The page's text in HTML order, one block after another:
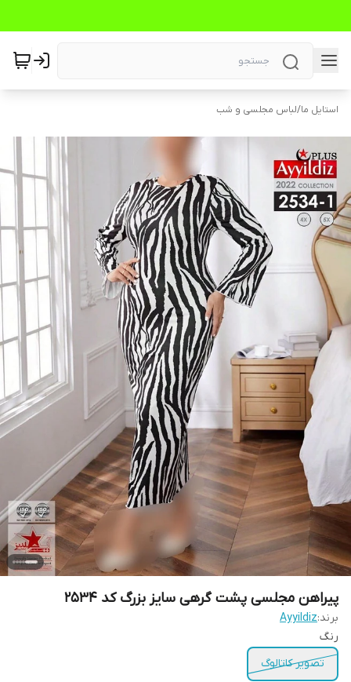
استایل ما/لباس مجلسی و شب
پیراهن مجلسی پشت گرهی سایز بزرگ کد 2534
برند:Ayyildiz
رنگ
تصویر کاتالوگ